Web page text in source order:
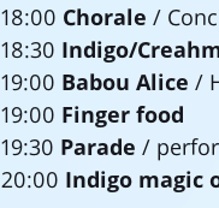
18:00 Chorale /
18:30 Indigo/
19:00 Babou Alice /
19:00 Finger food
19:30 Parade/
20:00 Indigo magic